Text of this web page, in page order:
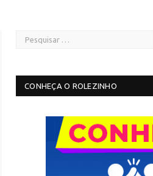
CONHEÇA O ROLEZINHO